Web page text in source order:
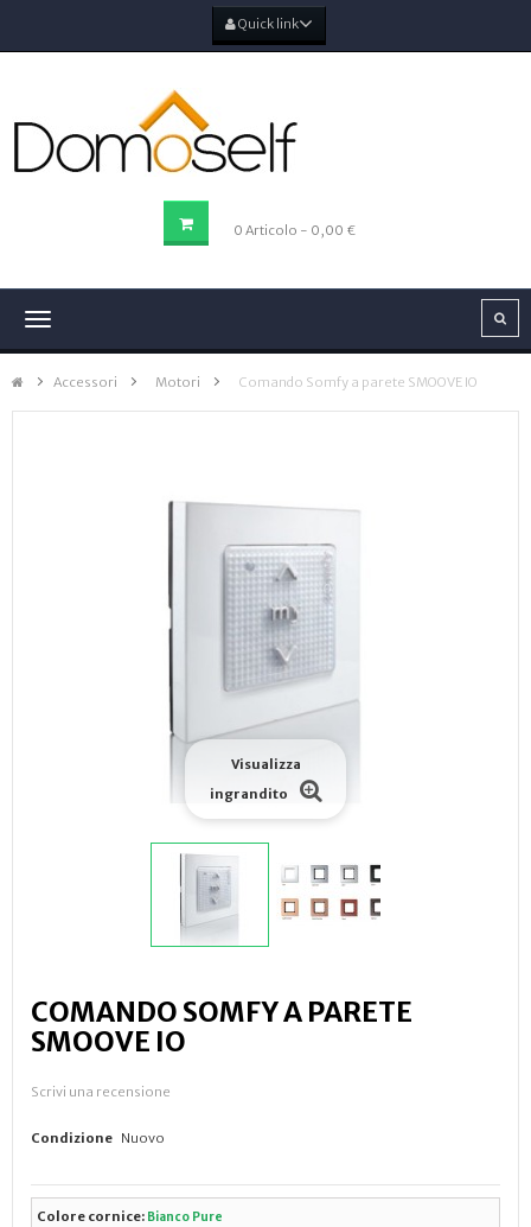
Quick link
0 Articolo - 0,00 €
Navigazione
Accessori > Motori > Comando Somfy a parete SMOOVE IO
Visualizza
ingrandito
COMANDO SOMFY A PARETE
SMOOVE IO
Scrivi una recensione
Condizione Nuovo
Colore cornice: Bianco Pure